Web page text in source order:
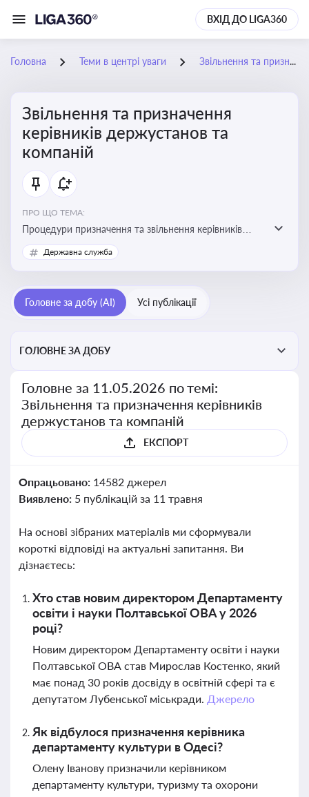
ВХІД ДО LIGA360
Головна Теми в центрі уваги Звільнення та призначення керівників держустанов та компаній
Звільнення та призначення
керівників держустанов та
компаній
ПРО ЩО ТЕМА:
Процедури призначення та звільнення керівників
установ та підприємств
Державна служба
Головне за добу (AI) Усі публікації
ГОЛОВНЕ ЗА ДОБУ
Головне за 11.05.2026 по темі:
Звільнення та призначення керівників
держустанов та компаній
ЕКСПОРТ
Опрацьовано: 14582 джерел
Виявлено: 5 публікацій за 11 травня
На основі зібраних матеріалів ми сформували
короткі відповіді на актуальні запитання. Ви
дізнаєтесь:
Хто став новим директором Департаменту
освіти і науки Полтавської ОВА у 2026
році?
Новим директором Департаменту освіти і науки
Полтавської ОВА став Мирослав Костенко, який
має понад 30 років досвіду в освітній сфері та є
депутатом Лубенської міськради. Джерело
Як відбулося призначення керівника
департаменту культури в Одесі?
Олену Іванову призначили керівником
департаменту культури, туризму та охорони